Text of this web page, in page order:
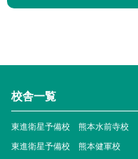
校舎一覧
東進衛星予備校 熊本水前寺校
東進衛星予備校 熊本健軍校